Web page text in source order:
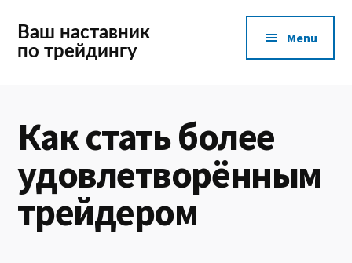
main
Additional
menu
Ваш наставник
по трейдингу
Menu
Как стать более
удовлетворённым
трейдером